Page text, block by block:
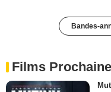
Bandes-
Films